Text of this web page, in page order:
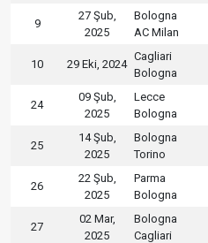
9
27 Şub,
2025
Bologna
AC Milan
10 29 Eki, 2024
Cagliari
Bologna
24
09 Şub,
2025
Lecce
Bologna
25
14 Şub,
2025
Bologna
Torino
26
22 Şub,
2025
Parma
Bologna
27
02 Mar,
2025
Bologna
Cagliari